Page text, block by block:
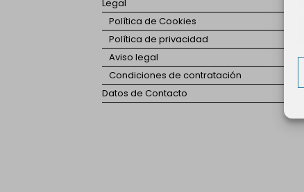
Legal
Política de Cookies
Política de privacidad
Aviso legal
Condiciones de contratación
Datos de Contacto